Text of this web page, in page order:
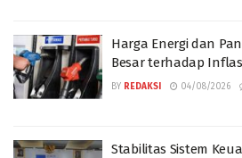
Harga Energi dan
Besar terhadap
BY REDAKSI 04/08/2026
Stabilitas Sistem